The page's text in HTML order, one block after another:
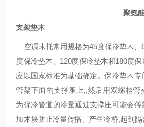
聚氨酯管托 管
支架垫木
空调木托常用规格为45度保冷垫木、
度保冷垫木、120度保冷垫木和180度
应以国家标准为基础确定。保冷垫木专
管架下面的支撑座上,,然后用双螺栓管
为保冷管道的冷量通过支撑座可能会传
加木块防止冷量传播、产生冷桥,起到